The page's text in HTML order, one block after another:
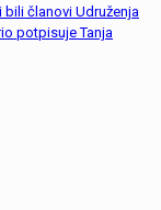
članovi Udruženja
potpisuje Tanja